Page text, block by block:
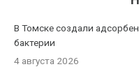
В Томске создали
бактерии
4 августа 2026